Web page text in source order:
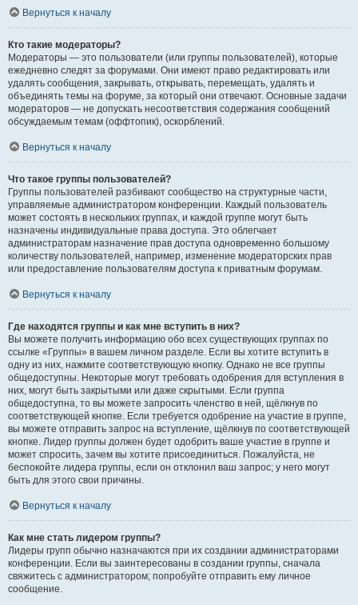
Вернуться к началу
Кто такие модераторы?
Модераторы — это пользователи (или группы пользователей), которые
ежедневно следят за форумами. Они имеют право редактировать или
удалять сообщения, закрывать, открывать, перемещать, удалять и
объединять темы на форуме, за который они отвечают. Основные задачи
модераторов — не допускать несоответствия содержания сообщений
обсуждаемым темам (оффтопик), оскорблений.
Вернуться к началу
Что такое группы пользователей?
Группы пользователей разбивают сообщество на структурные части,
управляемые администратором конференции. Каждый пользователь
может состоять в нескольких группах, и каждой группе могут быть
назначены индивидуальные права доступа. Это облегчает
администраторам назначение прав доступа одновременно большому
количеству пользователей, например, изменение модераторских прав
или предоставление пользователям доступа к приватным форумам.
Вернуться к началу
Где находятся группы и как мне вступить в них?
Вы можете получить информацию обо всех существующих группах по
ссылке «Группы» в вашем личном разделе. Если вы хотите вступить в
одну из них, нажмите соответствующую кнопку. Однако не все группы
общедоступны. Некоторые могут требовать одобрения для вступления в
них, могут быть закрытыми или даже скрытыми. Если группа
общедоступна, то вы можете запросить членство в ней, щёлкнув по
соответствующей кнопке. Если требуется одобрение на участие в группе,
вы можете отправить запрос на вступление, щёлкнув по соответствующей
кнопке. Лидер группы должен будет одобрить ваше участие в группе и
может спросить, зачем вы хотите присоединиться. Пожалуйста, не
беспокойте лидера группы, если он отклонил ваш запрос; у него могут
быть для этого свои причины.
Вернуться к началу
Как мне стать лидером группы?
Лидеры групп обычно назначаются при их создании администраторами
конференции. Если вы заинтересованы в создании группы, сначала
свяжитесь с администратором; попробуйте отправить ему личное
сообщение.